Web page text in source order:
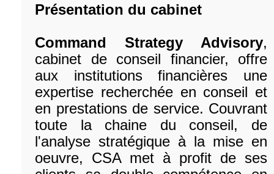
Présentation du cabinet
Command Strategy Advisory,
cabinet de conseil financier, offre
aux institutions financières une
expertise recherchée en conseil et
en prestations de service. Couvrant
toute la chaine du conseil, de
l'analyse stratégique à la mise en
oeuvre, CSA met à profit de ses